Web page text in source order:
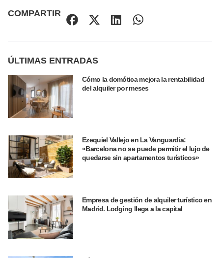
COMPARTIR
ÚLTIMAS ENTRADAS
Cómo la domótica mejora la rentabilidad
del alquiler por meses
Ezequiel Vallejo en La Vanguardia:
«Barcelona no se puede permitir el lujo de
quedarse sin apartamentos turísticos»
Empresa de gestión de alquiler turístico en
Madrid. Lodging llega a la capital